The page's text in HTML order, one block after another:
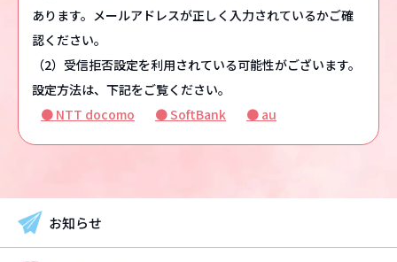
1年の行事
入園のご案内
入園案内
あります。メールアドレスが正しく入力されているかご確
認ください。
（2）受信拒否設定を利用されている可能性がございます。
設定方法は、下記をご覧ください。
● NTT docomo
● SoftBank ● au
お知らせ